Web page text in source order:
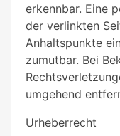
erkennbar. Eine
der verlinkten
Anhaltspunkte
zumutbar. Bei
umgehend
Urheberrecht